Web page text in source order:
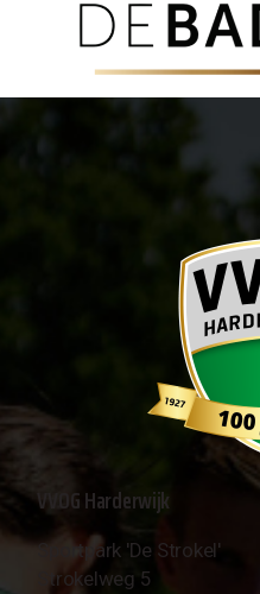
VVOG Harderwijk
Sportpark 'De Strokel'
Strokelweg 5